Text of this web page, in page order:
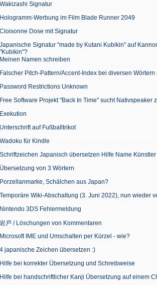
Wakizashi Signatur
Hologramm-Werbung im Film Blade Runner 2049
Cloisonne Dose mit Signatur
Japanische Signatur "made by Kutani Kubikin" auf
"Kubikin"?
Meinen Namen schreiben
Falscher Pitch-Pattern/Accent-Index bei diversen
Password Restrictions Unknown
Free Software Projekt "Back In Time" sucht Nativspeaker
Exekution
Unterschrift auf Fußballtrikot
Wadoku für Kindle
Schriftzeichen Japanisch übersetzen Hilfe Name
Übersetzung von 3 Wörtern
Porzellanmarke, Schälchen aus Japan?
Temporäre Wiki-Abschaltung (3. Juni 2022), nun wieder
Nintendo 3DS Fehlermeldung
岩戸 / Löschungen von Kommentaren
Microsoft IME und Umschalten per Kürzel - wie?
4 japanische Zeichen übersetzen :)
Hilfe bei korrekter Übersetzung und Schreibweise
Hilfe bei handschriftlicher Kanji Übersetzung auf einem